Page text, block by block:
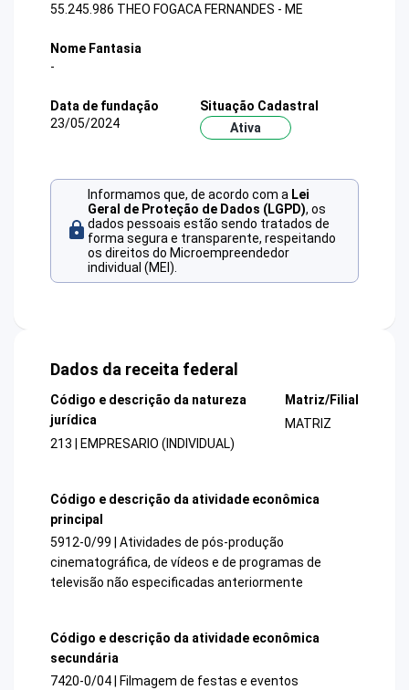
55.245.986 THEO FOGACA FERNANDES - ME
Nome Fantasia
-
Data de fundação
23/05/2024
Situação Cadastral
Ativa
Informamos que, de acordo com a Lei
Geral de Proteção de Dados (LGPD), os
dados pessoais estão sendo tratados de
forma segura e transparente, respeitando
os direitos do Microempreendedor
individual (MEI).
Dados da receita federal
Código e descrição da natureza
jurídica
213 | EMPRESARIO (INDIVIDUAL)
Matriz/Filial
MATRIZ
Código e descrição da atividade econômica
principal
5912-0/99 | Atividades de pós-produção
cinematográfica, de vídeos e de programas de
televisão não especificadas anteriormente
Código e descrição da atividade econômica
secundária
7420-0/04 | Filmagem de festas e eventos